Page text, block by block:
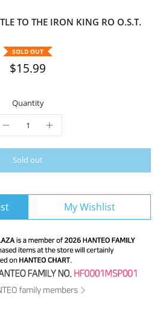
TO THE IRON KING RO O.S.T.
SOLD OUT
$15.99
Quantity
Sold out
My Wishlist